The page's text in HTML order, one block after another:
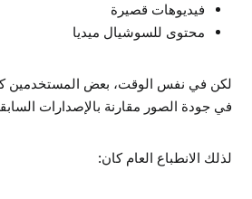
فيديوهات قصيرة
محتوى للسوشيال ميديا
لكن في نفس الوقت، بعض المستخدمين
في جودة الصور مقارنة بالإصدارات
لذلك الانطباع العام كان: